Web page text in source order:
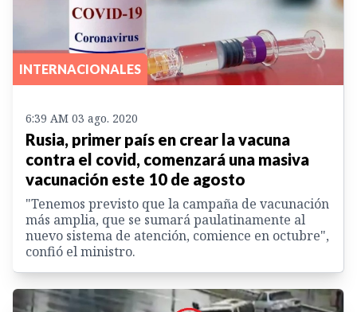
INTERNACIONALES
6:39 AM 03 ago. 2020
Rusia, primer país en crear la vacuna
contra el covid, comenzará una masiva
vacunación este 10 de agosto
"Tenemos previsto que la campaña de vacunación
más amplia, que se sumará paulatinamente al
nuevo sistema de atención, comience en octubre",
confió el ministro.